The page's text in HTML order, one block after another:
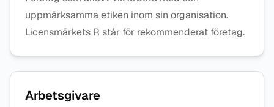
uppmärksamma etiken inom sin organisation.
Licensmärkets R står för rekommenderat företag.
Arbetsgivare